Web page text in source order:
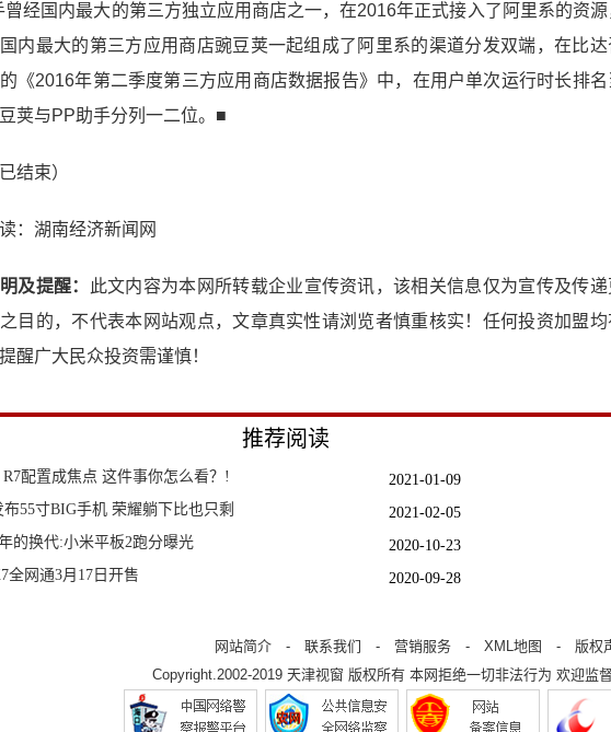
曾经国内最大的第三方独立应用商店之一，在2016年正式接入了阿里系的资源
内最大的第三方应用商店豌豆荚一起组成了阿里系的渠道分发双端，在比达
《2016年第二季度第三方应用商店数据报告》中，在用户单次运行时长排名
荚与PP助手分列一二位。■
结束）
： 湖南经济新闻网
及提醒：
此文内容为本网所转载企业宣传资讯，该相关信息仅为宣传及传递
目的，不代表本网站观点，文章真实性请浏览者慎重核实！任何投资加盟均
醒广大民众投资需谨慎！
推荐阅读
2021-01-09
R7配置成焦点 这件事你怎么看？!
2021-02-05
55寸BIG手机 荣耀躺下比也只剩
2020-10-23
的换代:小米平板2跑分曝光
2020-09-28
全网通3月17日开售
2020-08-31
薄手机金立ELIFES7亮相工信部网站简介 - 联系我们 - 营销服务 - XML地图 - 版权
Copyright.2002-2019 天津视窗 版权所有 本网拒绝一切非法行为 欢迎监